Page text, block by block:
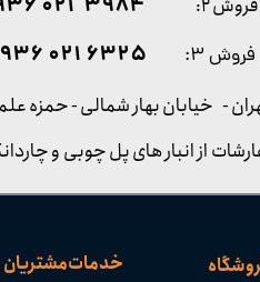
خدمات مشتریان
۳: ۶۳۲۵ ۰۲۱ ۰۹۳۶
- خیابان بهار شمالی - حمزه
از انبار های پل چوبی و